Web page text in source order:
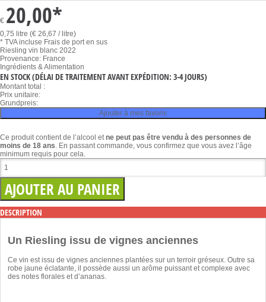
€ 20,00*
0,75 litre (€ 26,67 / litre)
* TVA incluse Frais de port en sus
Riesling vin blanc 2022
Provenance: France
Ingrédients & Alimentation
EN STOCK(DÉLAI DE TRAITEMENT AVANT EXPÉDITION: 3-4 JOURS)
Montant total :
Prix unitaire:
Grundpreis:
Ajouter à mes favoris
Ce produit contient de l’alcool etne peut pas être vendu à des personnes de
moins de 18 ans. En passant commande, vous confirmez que vous avez l’âge
minimum requis pour cela.
DESCRIPTION
Un Riesling issu de vignes anciennes
Ce vin est issu de vignes anciennes plantées sur un terroir gréseux. Outre sa
robe jaune éclatante, il possède aussi un arôme puissant et complexe avec
des notes florales et d’ananas.